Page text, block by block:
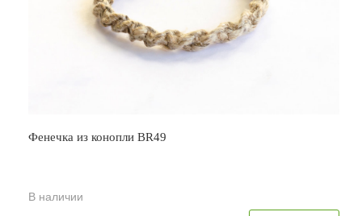
Фенечка из конопли BR49
В наличии